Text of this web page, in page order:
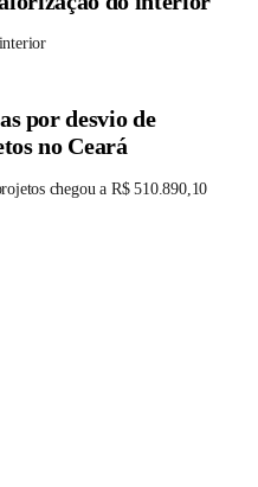
por desvio de
no Ceará
chegou a R$ 510.890,10